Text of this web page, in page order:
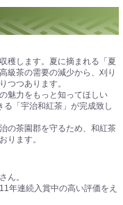
穫します。夏に摘まれる「夏
級茶の需要の減少から、刈り
つつあります。
魅力をもっと知ってほしい
「宇治和紅茶」が完成致し
の茶園郡を守るため、和紅茶
ります。
ん。
年連続入賞中の高い評価をえ